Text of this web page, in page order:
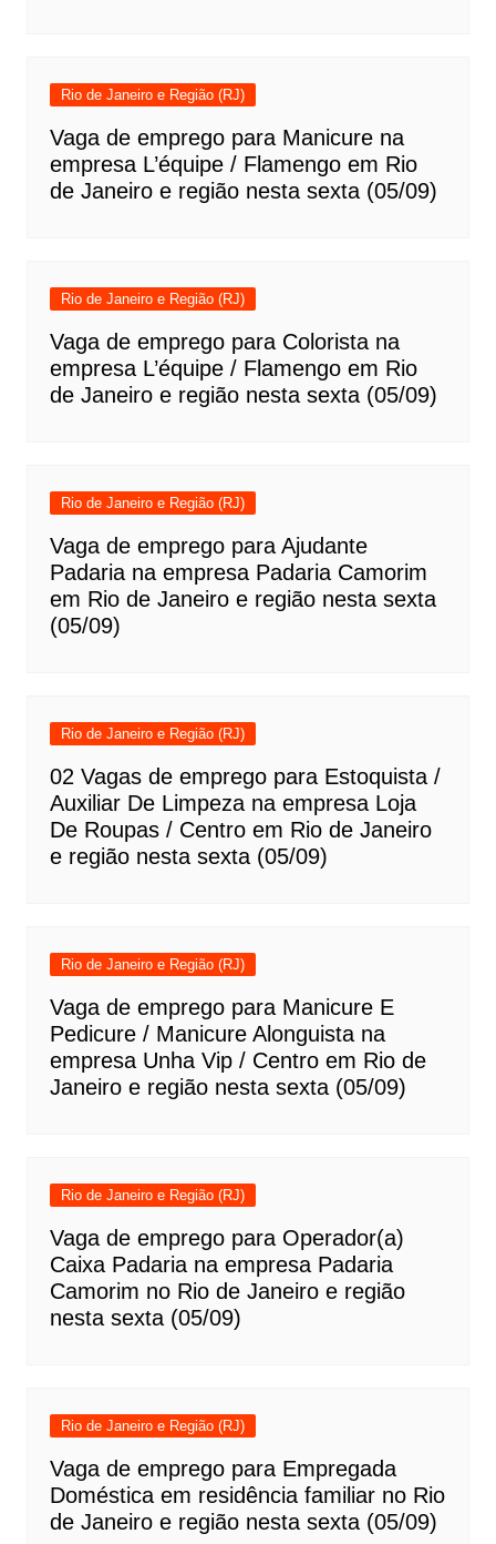
Rio de Janeiro e Região (RJ)
Vaga de emprego para Manicure na
empresa L’équipe / Flamengo em Rio
de Janeiro e região nesta sexta (05/09)
Rio de Janeiro e Região (RJ)
Vaga de emprego para Colorista na
empresa L’équipe / Flamengo em Rio
de Janeiro e região nesta sexta (05/09)
Rio de Janeiro e Região (RJ)
Vaga de emprego para Ajudante
Padaria na empresa Padaria Camorim
em Rio de Janeiro e região nesta sexta
(05/09)
Rio de Janeiro e Região (RJ)
02 Vagas de emprego para Estoquista /
Auxiliar De Limpeza na empresa Loja
De Roupas / Centro em Rio de Janeiro
e região nesta sexta (05/09)
Rio de Janeiro e Região (RJ)
Vaga de emprego para Manicure E
Pedicure / Manicure Alonguista na
empresa Unha Vip / Centro em Rio de
Janeiro e região nesta sexta (05/09)
Rio de Janeiro e Região (RJ)
Vaga de emprego para Operador(a)
Caixa Padaria na empresa Padaria
Camorim no Rio de Janeiro e região
nesta sexta (05/09)
Rio de Janeiro e Região (RJ)
Vaga de emprego para Empregada
Doméstica em residência familiar no Rio
de Janeiro e região nesta sexta (05/09)